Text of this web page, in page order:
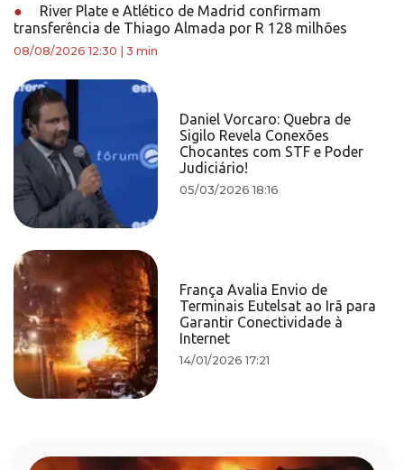
●
River Plate e Atlético de Madrid confirmam
transferência de Thiago Almada por R 128 milhões
08/08/2026 12:30 3 min
Daniel Vorcaro: Quebra de
Sigilo Revela Conexões
Chocantes com STF e Poder
Judiciário!
05/03/2026 18:16
França Avalia Envio de
Terminais Eutelsat ao Irã para
Garantir Conectividade à
Internet
14/01/2026 17:21